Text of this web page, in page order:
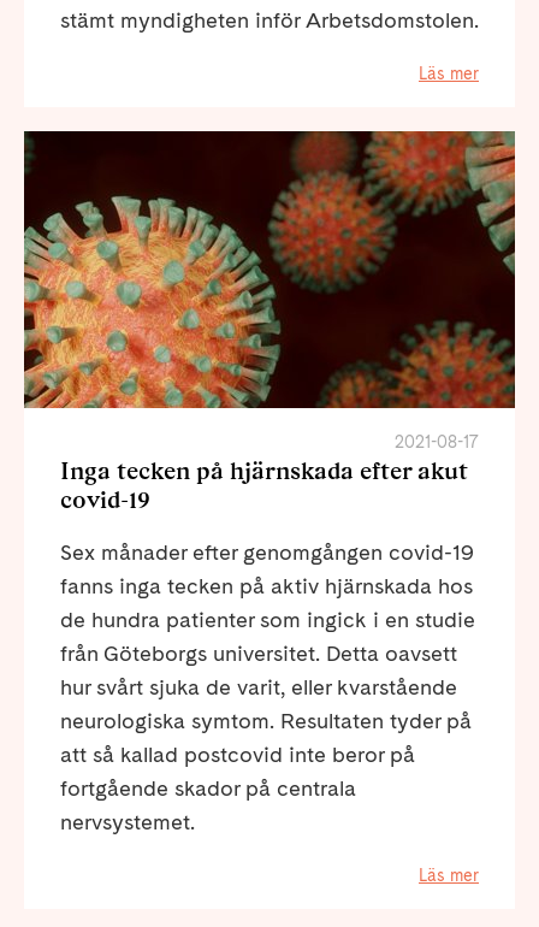
stämt myndigheten inför Arbetsdomstolen.
Läs mer
2021-08-17
Inga tecken på hjärnskada efter akut
covid-19
Sex månader efter genomgången covid-19
fanns inga tecken på aktiv hjärnskada hos
de hundra patienter som ingick i en studie
från Göteborgs universitet. Detta oavsett
hur svårt sjuka de varit, eller kvarstående
neurologiska symtom. Resultaten tyder på
att så kallad postcovid inte beror på
fortgående skador på centrala
nervsystemet.
Läs mer